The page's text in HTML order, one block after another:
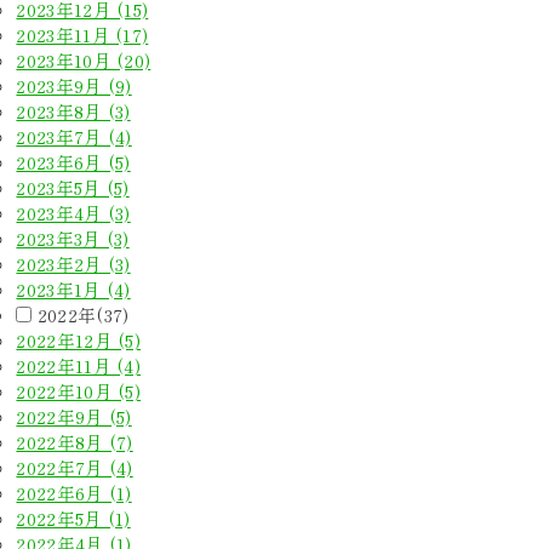
2023年12月 (15)
2023年11月 (17)
2023年10月 (20)
2023年9月 (9)
2023年8月 (3)
2023年7月 (4)
2023年6月 (5)
2023年5月 (5)
2023年4月 (3)
2023年3月 (3)
2023年2月 (3)
2023年1月 (4)
2022年(37)
2022年12月 (5)
2022年11月 (4)
2022年10月 (5)
2022年9月 (5)
2022年8月 (7)
2022年7月 (4)
2022年6月 (1)
2022年5月 (1)